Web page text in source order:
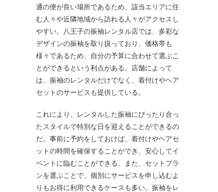
通の便が良い場所であるため、該当エリアに住
む人々や近隣地域から訪れる人々がアクセスし
やすい。八王子の振袖レンタル店では、多彩な
デザインの振袖を取り扱っており、価格帯も
様々であるため、自分の予算に合わせて選ぶこ
とができるという利点がある。店舗によって
は、振袖のレンタルだけでなく、着付けやヘア
セットのサービスも提供している。
これにより、レンタルした振袖にぴったり合っ
たスタイルで特別な日を迎えることができるの
だ。事前に予約をしておけば、着付けやヘアセ
ットの時間を確保することができ、安心してイ
ベントに臨むことができる。また、セットプラ
ンを選ぶことで、個別にサービスを申し込むよ
りもお得に利用できるケースも多い。振袖をレ